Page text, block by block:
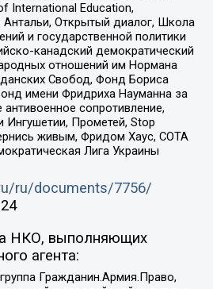
International Education,
Открытый диалог, Школа
и государственной политики
канадский демократический
отношений им Нормана
Свобод, Фонд Бориса
имени Фридриха Науманна за
сопротивление,
Ингушетии, Прометей, Stop
живым, Фридом Хаус, СОТА
Лига Украины
ru/documents/7756/
НКО, выполняющих
агента:
Гражданин.Армия.Право,